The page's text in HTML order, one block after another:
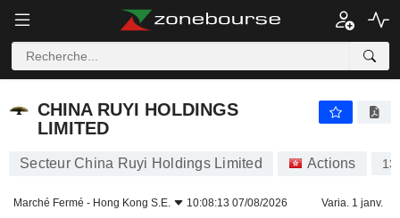
CHINA RUYI HOLDINGS
LIMITED
Secteur China Ruyi Holdings Limited Actions
Marché Fermé - Hong Kong S.E. 10:08:13 07/08/2026 Varia. 1 janv.